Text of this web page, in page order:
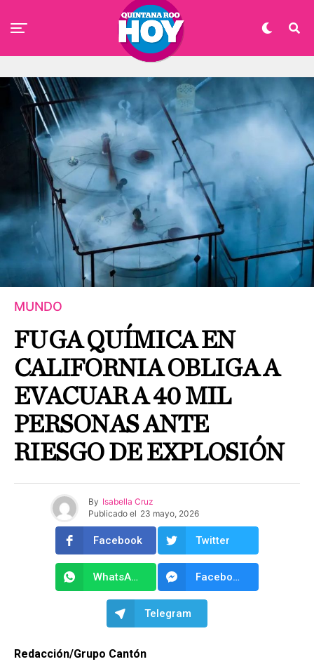
MUNDO
FUGA QUÍMICA EN
CALIFORNIA OBLIGA A
EVACUAR A 40 MIL
PERSONAS ANTE
RIESGO DE EXPLOSIÓN
By Isabella Cruz
Publicado el 23 mayo, 2026
Facebook Twitter
WhatsApp Facebook Messenger
Telegram
Redacción/Grupo Cantón